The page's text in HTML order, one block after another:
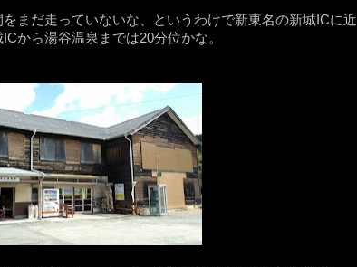
まだ走っていないな、というわけで新東名の新城ICに近
から湯谷温泉までは20分位かな。